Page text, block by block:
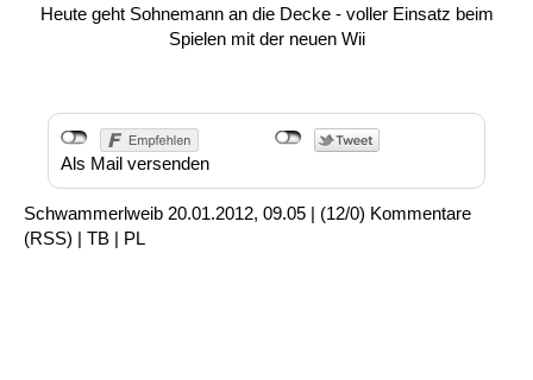
Heute geht Sohnemann an die Decke - voller Einsatz beim
Spielen mit der neuen Wii
Als Mail versenden
Schwammerlweib 20.01.2012, 09.05 | (12/0) Kommentare
(RSS) | TB | PL